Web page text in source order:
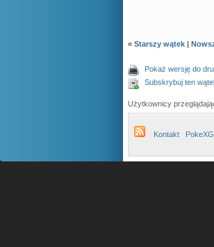
« Starszy wątek |
Pokaż wersję do
Subskrybuj ten
Użytkownicy
Kontakt